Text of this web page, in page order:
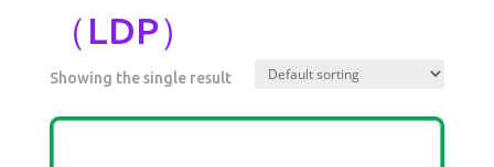
（LDP）
Showing the single result